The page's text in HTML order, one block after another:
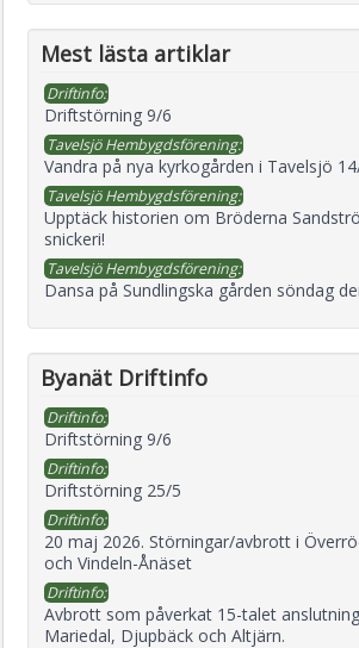
Mest lästa artiklar
Driftinfo:
Driftstörning 9/6
Tavelsjö Hembygdsförening:
Vandra på nya kyrkogården i Tavelsjö
Tavelsjö Hembygdsförening:
Upptäck historien om Bröderna
snickeri!
Tavelsjö Hembygdsförening:
Dansa på Sundlingska gården söndag
Byanät Driftinfo
Driftinfo:
Driftstörning 9/6
Driftinfo:
Driftstörning 25/5
Driftinfo:
20 maj 2026. Störningar/avbrott i
och Vindeln-Ånäset
Driftinfo:
Avbrott som påverkat 15-talet
Mariedal, Djupbäck och Altjärn.